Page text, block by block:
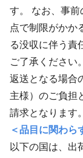
す。 なお、事
点で制限がかか
る没収に伴う責
ご了承ください
返送となる場合
主様）のご負担
請求となります。
＜品目に関わら
以下の国は、出